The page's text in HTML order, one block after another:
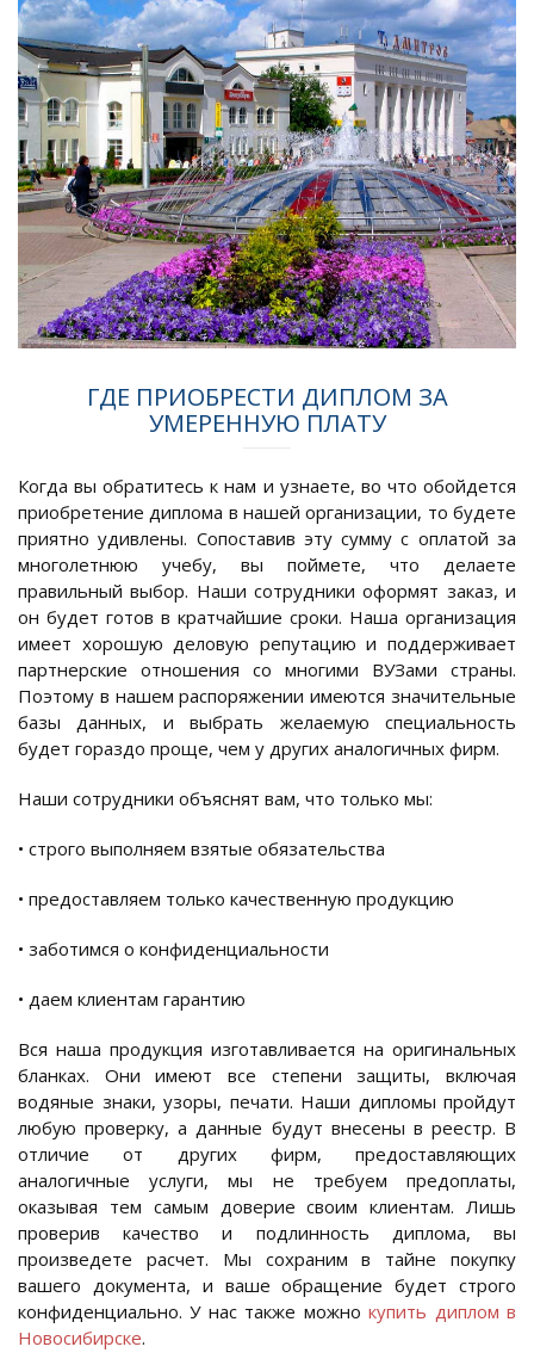
ГДЕ ПРИОБРЕСТИ ДИПЛОМ ЗА
УМЕРЕННУЮ ПЛАТУ
Когда вы обратитесь к нам и узнаете, во что обойдется
приобретение диплома в нашей организации, то будете
приятно удивлены. Сопоставив эту сумму с оплатой за
многолетнюю учебу, вы поймете, что делаете
правильный выбор. Наши сотрудники оформят заказ, и
он будет готов в кратчайшие сроки. Наша организация
имеет хорошую деловую репутацию и поддерживает
партнерские отношения со многими ВУЗами страны.
Поэтому в нашем распоряжении имеются значительные
базы данных, и выбрать желаемую специальность
будет гораздо проще, чем у других аналогичных фирм.
Наши сотрудники объяснят вам, что только мы:
• строго выполняем взятые обязательства
• предоставляем только качественную продукцию
• заботимся о конфиденциальности
• даем клиентам гарантию
Вся наша продукция изготавливается на оригинальных
бланках. Они имеют все степени защиты, включая
водяные знаки, узоры, печати. Наши дипломы пройдут
любую проверку, а данные будут внесены в реестр. В
отличие от других фирм, предоставляющих
аналогичные услуги, мы не требуем предоплаты,
оказывая тем самым доверие своим клиентам. Лишь
проверив качество и подлинность диплома, вы
произведете расчет. Мы сохраним в тайне покупку
вашего документа, и ваше обращение будет строго
конфиденциально. У нас также можнокупить диплом в
Новосибирске.